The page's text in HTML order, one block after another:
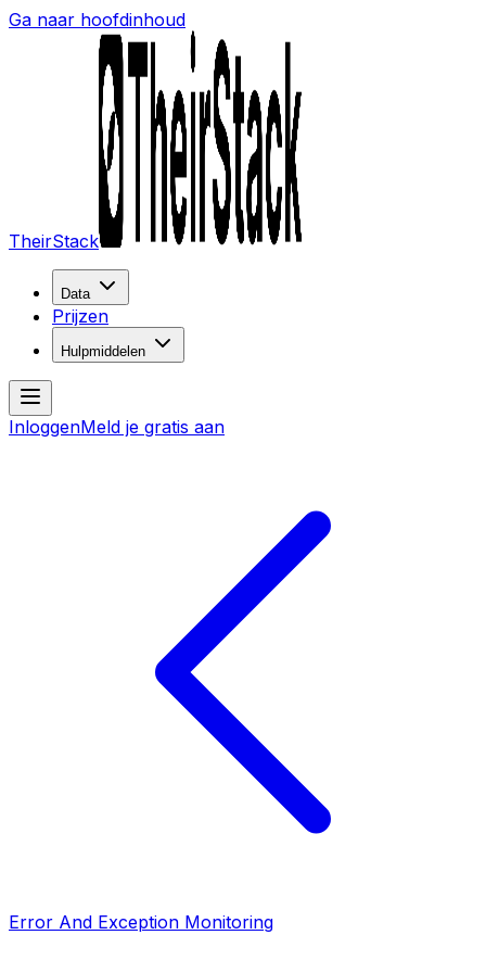
Ga naar hoofdinhoud
TheirStack
Data
Prijzen
Hulpmiddelen
InloggenMeld je gratis aan
Error And Exception Monitoring